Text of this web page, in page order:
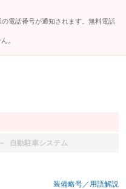
電話番号が通知されます。無料電話
。
自動駐車システム
：装備なし
装備略号／用語解説